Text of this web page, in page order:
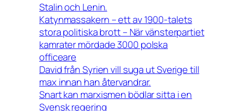
Stalin och Lenin.
Katynmassakern – ett av 1900-talets
stora politiska brott – När vänsterpartiet
kamrater mördade 3000 polska
officeare
David från Syrien vill suga ut Sverige till
max innan han återvandrar.
Snart kan marxismen bödlar sitta i en
Svensk regering